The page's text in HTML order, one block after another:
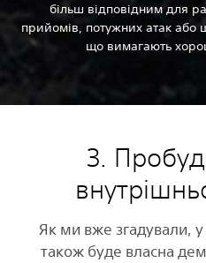
більш відповідним для
прийомів, потужних атак або
що вимагають
3.
Як ми вже згадували,
також буде власна